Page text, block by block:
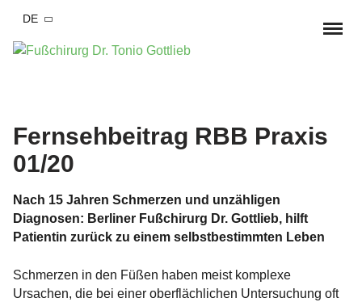
DE
Behandlungen & Symptome
Hallux valgus Konservative Therapie
Hallux rigidus /
Großzehengrundgelenksarthrose
Kleinzehendeformitäten
Hallux valgus OP
Hallux valgus OP Erfahrungsberichte
Hallux Rigidus OP
Praxis
Dr. med. Tonio Gottlieb
Ersttermin Ablauf
Blog
Termin vereinbaren
Fernsehbeitrag RBB Praxis
01/20
Nach 15 Jahren Schmerzen und unzähligen
Diagnosen: Berliner Fußchirurg Dr. Gottlieb, hilft
Patientin zurück zu einem selbstbestimmten Leben
Schmerzen in den Füßen haben meist komplexe
Ursachen, die bei einer oberflächlichen Untersuchung oft